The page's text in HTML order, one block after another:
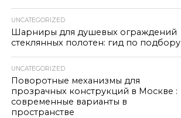
UNCATEGORIZED
Шарниры для душевых ограждений
стеклянных полотен: гид по подбору
UNCATEGORIZED
Поворотные механизмы для
прозрачных конструкций в Москве :
современные варианты в
пространстве